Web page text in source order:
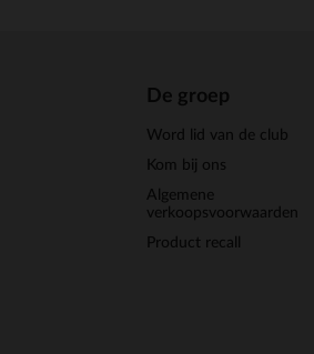
De groep
Word lid van de club
Kom bij ons
Algemene
verkoopsvoorwaarden
Product recall